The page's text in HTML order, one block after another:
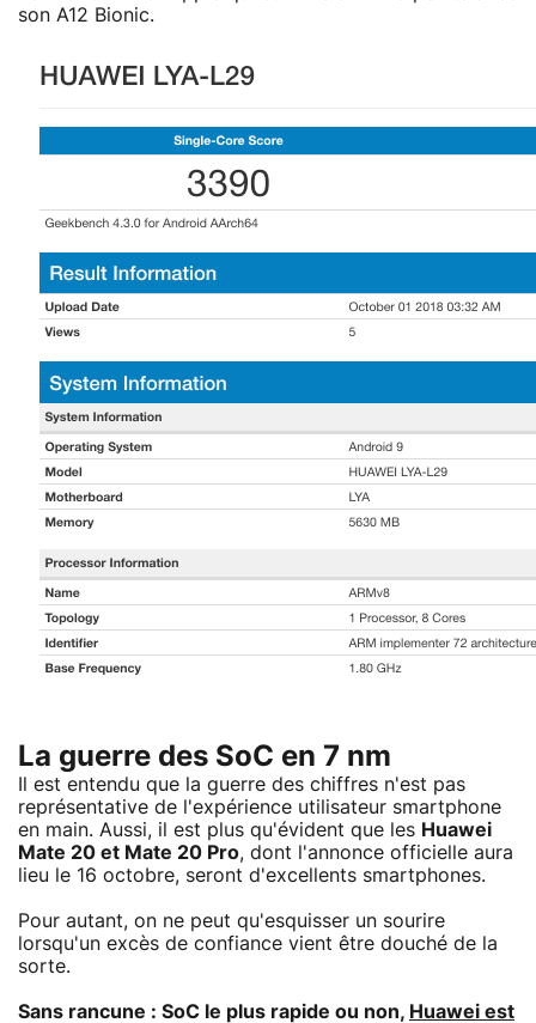
son A12 Bionic.
La guerre des SoC en 7 nm
Il est entendu que la guerre des chiffres n'est pas
représentative de l'expérience utilisateur smartphone
en main. Aussi, il est plus qu'évident que les Huawei
Mate 20 et Mate 20 Pro, dont l'annonce officielle aura
lieu le 16 octobre, seront d'excellents smartphones.
Pour autant, on ne peut qu'esquisser un sourire
lorsqu'un excès de confiance vient être douché de la
sorte.
Sans rancune : SoC le plus rapide ou non, Huawei est